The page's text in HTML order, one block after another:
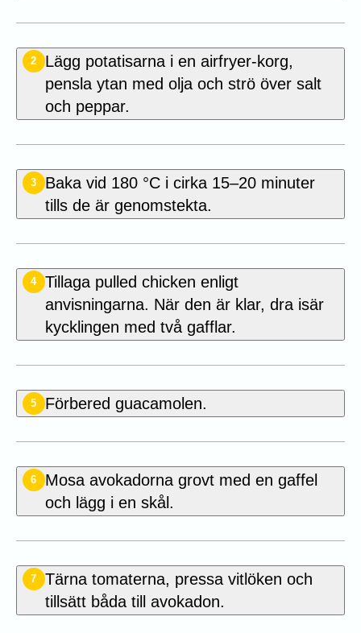
2
Lägg potatisarna i en airfryer-korg,
pensla ytan med olja och strö över salt
och peppar.
3
Baka vid 180 °C i cirka 15–20 minuter
tills de är genomstekta.
4
Tillaga pulled chicken enligt
anvisningarna. När den är klar, dra isär
kycklingen med två gafflar.
5 Förbered guacamolen.
6
Mosa avokadorna grovt med en gaffel
och lägg i en skål.
7
Tärna tomaterna, pressa vitlöken och
tillsätt båda till avokadon.